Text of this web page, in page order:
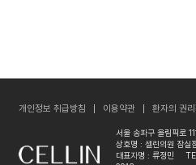
개인정보 취급방침 이용약관 환자의 권
서울 송파구 올림픽로
상호명 : 셀린의원 잠실
대표자명 : 류정민